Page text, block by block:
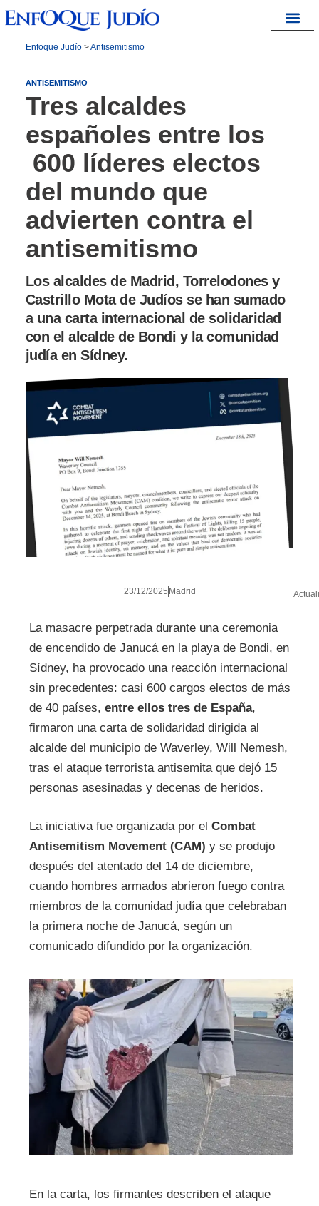
Enfoque Judío>Antisemitismo
ANTISEMITISMO
Tres alcaldes
españoles entre los
600 líderes electos
del mundo que
advierten contra el
antisemitismo
Los alcaldes de Madrid, Torrelodones y
Castrillo Mota de Judíos se han sumado
a una carta internacional de solidaridad
con el alcalde de Bondi y la comunidad
judía en Sídney.
23/12/2025 Madrid
La masacre perpetrada durante una ceremonia
de encendido de Janucá en la playa de Bondi, en
Sídney, ha provocado una reacción internacional
sin precedentes: casi 600 cargos electos de más
de 40 países, entre ellos tres de España,
firmaron una carta de solidaridad dirigida al
alcalde del municipio de Waverley, Will Nemesh,
tras el ataque terrorista antisemita que dejó 15
personas asesinadas y decenas de heridos.
La iniciativa fue organizada por el Combat
Antisemitism Movement (CAM) y se produjo
después del atentado del 14 de diciembre,
cuando hombres armados abrieron fuego contra
miembros de la comunidad judía que celebraban
la primera noche de Janucá, según un
comunicado difundido por la organización.
En la carta, los firmantes describen el ataque